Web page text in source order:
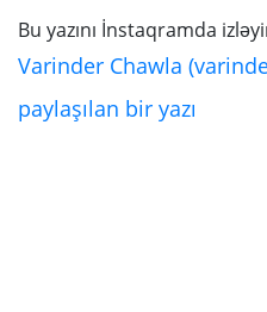
Bu yazını İnstaqramda
Varinder Chawla
paylaşılan bir yazı